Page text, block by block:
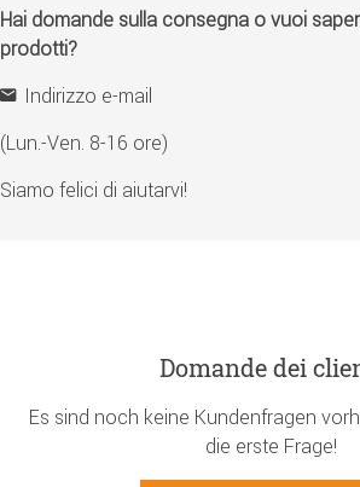
Hai domande sulla consegna o vuoi
prodotti?
Indirizzo e-mail
(Lun.-Ven. 8-16 ore)
Siamo felici di aiutarvi!
Domande dei
Es sind noch keine Kundenfragen
die erste Frage!